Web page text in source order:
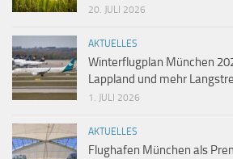
20. JULI 2026
AKTUELLES
Winterflugplan München
Lappland und mehr
1. JULI 2026
AKTUELLES
Flughafen München als